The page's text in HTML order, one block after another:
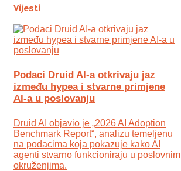
Vijesti
Podaci Druid AI-a otkrivaju jaz
između hypea i stvarne primjene
AI-a u poslovanju
Druid AI objavio je „2026 AI Adoption
Benchmark Report“, analizu temeljenu
na podacima koja pokazuje kako AI
agenti stvarno funkcioniraju u poslovnim
okruženjima.